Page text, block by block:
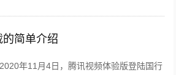
简单介绍
2020年11月4日，腾讯视频体验版登陆国行